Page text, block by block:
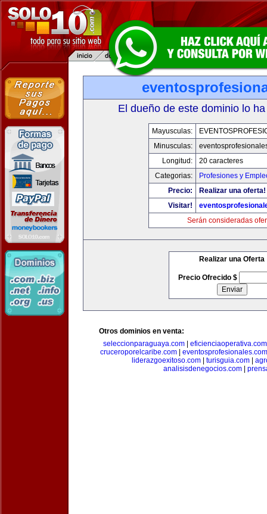
El dueño de este dominio lo
Mayusculas:
Minusculas:
Longitud:
20 caracteres
Categorias:
Profesiones y
Precio:
Realizar una oferta!
Visitar!
Serán consideradas
Realizar una Oferta
Precio Ofrecido $
Otros dominios en venta:
seleccionparaguaya.com
eficienciaoperativa.com
cruceroporelcaribe.com| eventosprofesionales.com
liderazgoexitoso.com| turisguia.com|
analisisdenegocios.com|